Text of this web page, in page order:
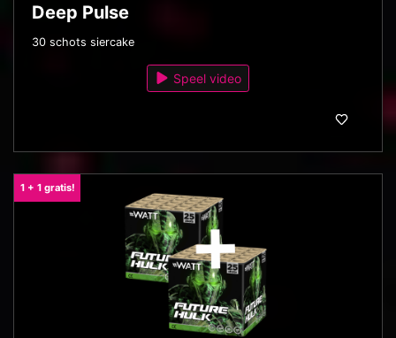
Deep Pulse
30 schots siercake
Speel video
1 + 1 gratis!